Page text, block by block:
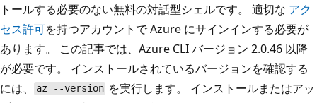
トールする必要のない無料の対話型シェルです。 適切な アク
セス許可を持つアカウントで Azure にサインインする必要が
あります。 この記事では、Azure CLI バージョン 2.0.46 以降
が必要です。 インストールされているバージョンを確認する
には、
az --version を実行します。 インストールまたはアッ